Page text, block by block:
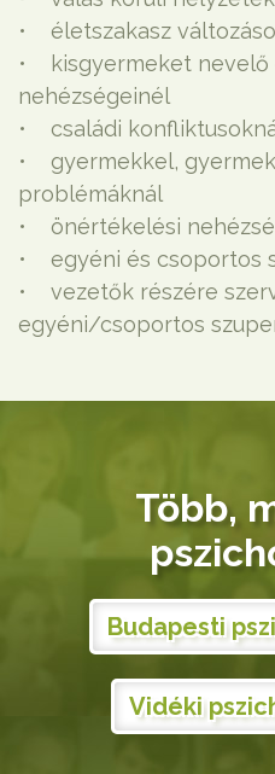
• életszakasz
• kisgyermeket nevelő
nehézségeinél
• családi
• gyermekkel,
problémáknál
• önértékelési
• egyéni és csoportos
• vezetők részére
egyéni/csoportos
Több,
Budapesti
Vidéki